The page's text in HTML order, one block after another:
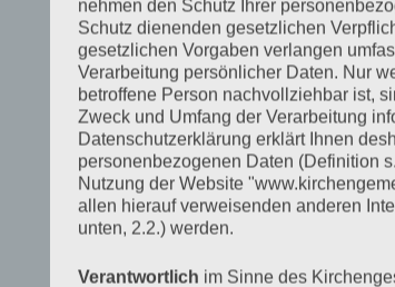
nehmen den Schutz Ihrer
Schutz dienenden gesetzlichen
gesetzlichen Vorgaben verlangen
Verarbeitung persönlicher Daten. Nur
betroffene Person nachvollziehbar ist,
Zweck und Umfang der Verarbeitung
Datenschutzerklärung erklärt Ihnen
personenbezogenen Daten (Definition
Nutzung der Website
allen hierauf verweisenden anderen
unten, 2.2.) werden.
Verantwortlich im Sinne des